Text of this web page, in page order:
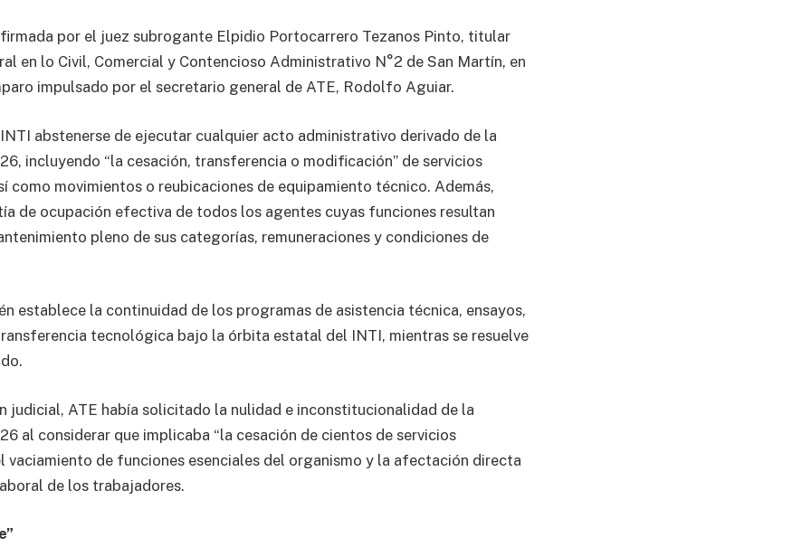
por el juez subrogante Elpidio Portocarrero Tezanos Pinto, titular
en lo Civil, Comercial y Contencioso Administrativo N°2 de San Martín, en
impulsado por el secretario general de ATE, Rodolfo Aguiar.
abstenerse de ejecutar cualquier acto administrativo derivado de la
incluyendo “la cesación, transferencia o modificación” de servicios
como movimientos o reubicaciones de equipamiento técnico. Además,
de ocupación efectiva de todos los agentes cuyas funciones resultan
pleno de sus categorías, remuneraciones y condiciones de
establece la continuidad de los programas de asistencia técnica, ensayos,
tecnológica bajo la órbita estatal del INTI, mientras se resuelve
judicial, ATE había solicitado la nulidad e inconstitucionalidad de la
al considerar que implicaba “la cesación de cientos de servicios
vaciamiento de funciones esenciales del organismo y la afectación directa
de los trabajadores.